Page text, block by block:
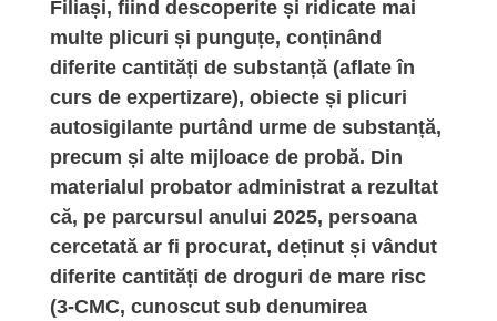
Filiași, fiind descoperite și ridicate mai
multe plicuri și punguțe, conținând
diferite cantități de substanță (aflate în
curs de expertizare), obiecte și plicuri
autosigilante purtând urme de substanță,
precum și alte mijloace de probă. Din
materialul probator administrat a rezultat
că, pe parcursul anului 2025, persoana
cercetată ar fi procurat, deținut și vândut
diferite cantități de droguri de mare risc
(3-CMC, cunoscut sub denumirea